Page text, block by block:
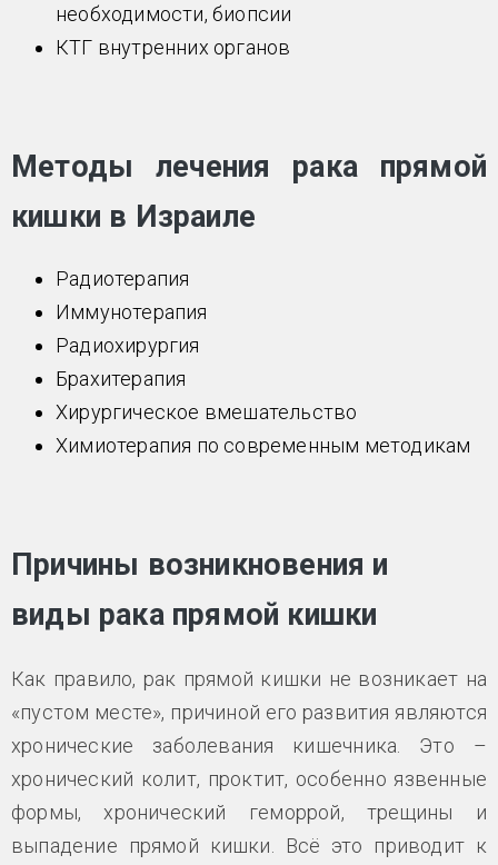
необходимости, биопсии
КТГ внутренних органов
Методы лечения рака прямой
кишки в Израиле
Радиотерапия
Иммунотерапия
Радиохирургия
Брахитерапия
Хирургическое вмешательство
Химиотерапия по современным методикам
Причины возникновения и
виды рака прямой кишки
Как правило, рак прямой кишки не возникает на
«пустом месте», причиной его развития являются
хронические заболевания кишечника. Это –
хронический колит, проктит, особенно язвенные
формы, хронический геморрой, трещины и
выпадение прямой кишки. Всё это приводит к